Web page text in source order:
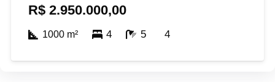
R$2.950.000,00
1000m² 4 5 4